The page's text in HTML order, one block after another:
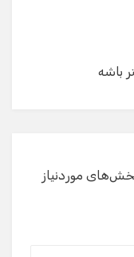
باشه
موردنیاز